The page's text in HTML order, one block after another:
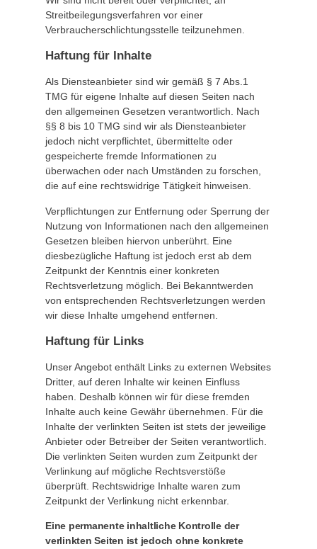
Streitbeilegungsverfahren vor einer
Verbraucherschlichtungsstelle teilzunehmen.
Haftung für Inhalte
Als Diensteanbieter sind wir gemäß § 7 Abs.1
TMG für eigene Inhalte auf diesen Seiten nach
den allgemeinen Gesetzen verantwortlich. Nach
§§ 8 bis 10 TMG sind wir als Diensteanbieter
jedoch nicht verpflichtet, übermittelte oder
gespeicherte fremde Informationen zu
überwachen oder nach Umständen zu forschen,
die auf eine rechtswidrige Tätigkeit hinweisen.
Verpflichtungen zur Entfernung oder Sperrung der
Nutzung von Informationen nach den allgemeinen
Gesetzen bleiben hiervon unberührt. Eine
diesbezügliche Haftung ist jedoch erst ab dem
Zeitpunkt der Kenntnis einer konkreten
Rechtsverletzung möglich. Bei Bekanntwerden
von entsprechenden Rechtsverletzungen werden
wir diese Inhalte umgehend entfernen.
Haftung für Links
Unser Angebot enthält Links zu externen Websites
Dritter, auf deren Inhalte wir keinen Einfluss
haben. Deshalb können wir für diese fremden
Inhalte auch keine Gewähr übernehmen. Für die
Inhalte der verlinkten Seiten ist stets der jeweilige
Anbieter oder Betreiber der Seiten verantwortlich.
Die verlinkten Seiten wurden zum Zeitpunkt der
Verlinkung auf mögliche Rechtsverstöße
überprüft. Rechtswidrige Inhalte waren zum
Zeitpunkt der Verlinkung nicht erkennbar.
Eine permanente inhaltliche Kontrolle der
verlinkten Seiten ist jedoch ohne konkrete